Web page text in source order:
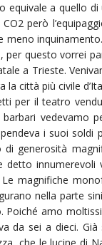
equivale a quello
però
questo vorrei
a Trieste.
città più civile
per il teatro
vedevamo
i suoi
generosità
magnifiche
nella parte
Poiché amo
da sei a dieci.